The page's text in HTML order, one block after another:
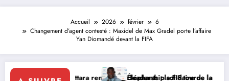
Accueil 2026 février
6
Changement d’agent contesté : Maxidel de Max Gradel porte l’affaire
Yan Diomandé devant la FIFA
renforce le leadership solidaire de la Côte d’Ivoire en
Éléphants : la FIF tourne la page Emerse Faé